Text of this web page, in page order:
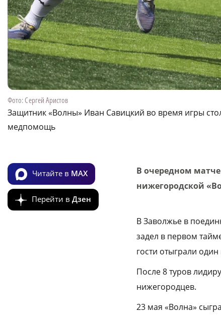
Фото: Сергей Аристов
Защитник «Волны» Иван Савицкий во время игры
медпомощь
Читайте в MAX
Перейти в Дзен
В очередном
нижегородской
В Заволжье в
задел в первом
гости отыграли
После 8 туров
нижегородцев.
23 мая «Волна»